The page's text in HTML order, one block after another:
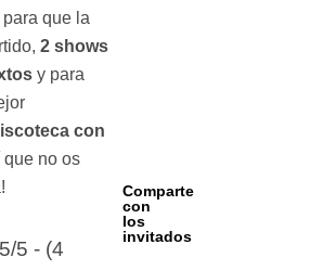
para que la
2 shows
y para
con
que no os
5 - (4
Comparte
con
los
invitados